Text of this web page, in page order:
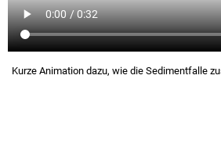
Kurze Animation dazu, wie die Sedimentfalle